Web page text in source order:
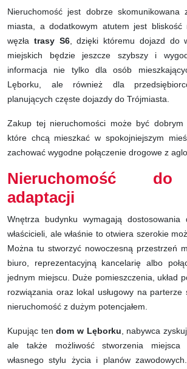
Nieruchomość jest dobrze skomunikowana
miasta, a dodatkowym atutem jest bliskość
węzła trasy S6, dzięki któremu dojazd do
miejskich będzie jeszcze szybszy i
informacja nie tylko dla osób
Lęborku, ale również dla
planujących częste dojazdy do Trójmiasta.
Zakup tej nieruchomości może być dobrym
które chcą mieszkać w spokojniejszym
zachować wygodne połączenie drogowe z
Nieruchomość do
adaptacji
Wnętrza budynku wymagają dostosowania
właścicieli, ale właśnie to otwiera szerokie
Można tu stworzyć nowoczesną przestrzeń
biuro, reprezentacyjną kancelarię albo
jednym miejscu. Duże pomieszczenia, układ
rozwiązania oraz lokal usługowy na
nieruchomość z dużym potencjałem.
Kupując tendom w Lęborku , nabywca
ale także możliwość stworzenia miejsca
własnego stylu życia i planów